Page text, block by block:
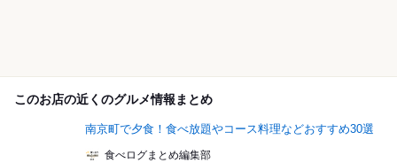
このお店の近くのグルメ情報まとめ
南京町で夕食！食べ放題やコース料理などおすすめ30選
食べログまとめ編集部